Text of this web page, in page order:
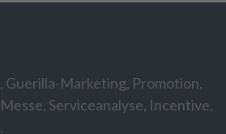
Guerilla-Marketing, Promotion,
Serviceanalyse, Incentive,